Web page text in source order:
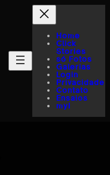
Home
Click
Stories
só Fotos
Galerias
Login
Privacidade
Contato
Ensaios
myI